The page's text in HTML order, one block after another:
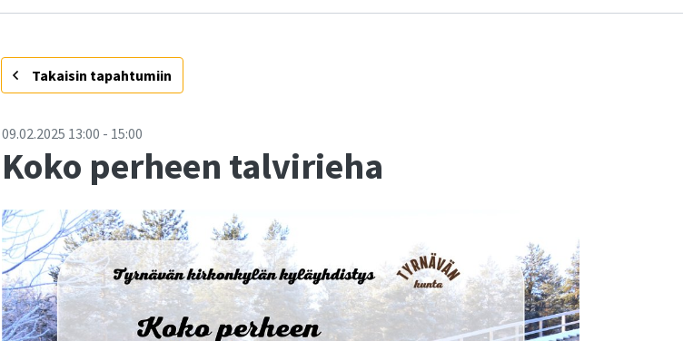
- Takaisin tapahtumiin
09.02.2025 13:00 - 15:00
Koko perheen talvirieha